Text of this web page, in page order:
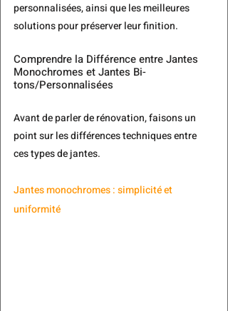
personnalisées, ainsi que les meilleures
solutions pour préserver leur finition.
Comprendre la Différence entre Jantes
Monochromes et Jantes Bi-
tons/Personnalisées
Avant de parler de rénovation, faisons un
point sur les différences techniques entre
ces types de jantes.
Jantes monochromes : simplicité et
uniformité